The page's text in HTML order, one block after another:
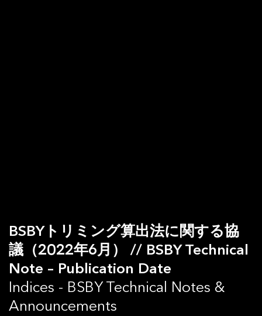
BSBYトリミング算出法に関する協
議（2022年6月） // BSBY Technical
Note – Publication Date
Indices - BSBY Technical Notes &
Announcements